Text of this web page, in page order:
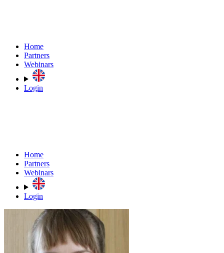
Home
Partners
Webinars
Login
Home
Partners
Webinars
Login